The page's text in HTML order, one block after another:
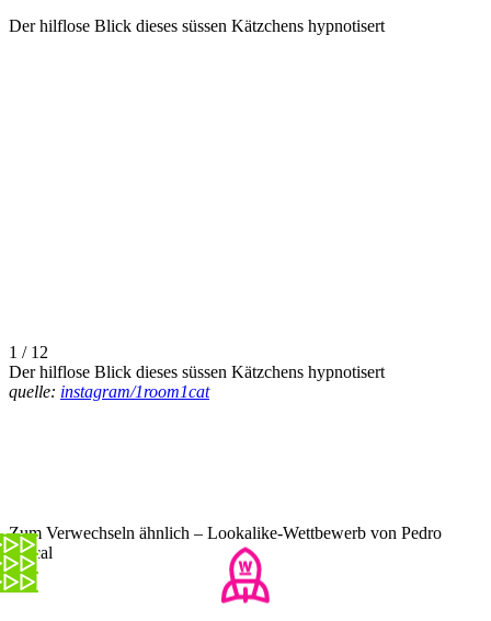
Der hilflose Blick dieses süssen Kätzchens hypnotisert
1 / 12
Der hilflose Blick dieses süssen Kätzchens hypnotisert
quelle: instagram/1room1cat
Zum Verwechseln ähnlich – Lookalike-Wettbewerb von Pedro
Pascal